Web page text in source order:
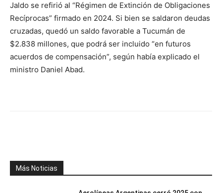
Jaldo se refirió al “Régimen de Extinción de Obligaciones
Recíprocas” firmado en 2024. Si bien se saldaron deudas
cruzadas, quedó un saldo favorable a Tucumán de
$2.838 millones, que podrá ser incluido “en futuros
acuerdos de compensación”, según había explicado el
ministro Daniel Abad.
Más Noticias